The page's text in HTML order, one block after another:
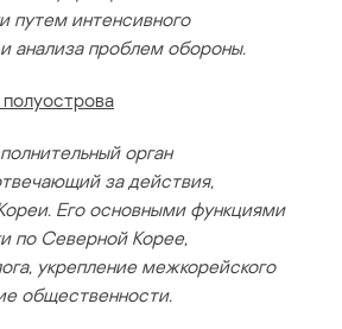
путем интенсивного
анализа проблем обороны.
орган
за действия,
Его основными функциями
по Северной Корее,
укрепление межкорейского
общественности.